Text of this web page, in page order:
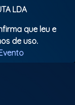
LDA
que leu e
de uso.